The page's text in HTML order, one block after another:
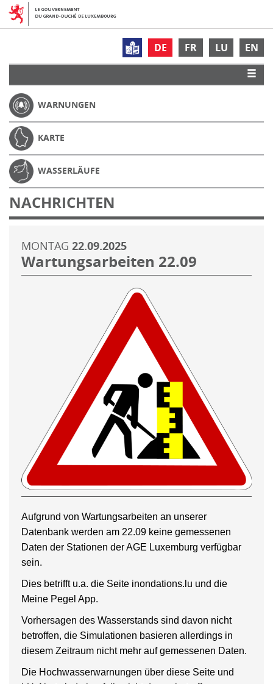
DE FR LU EN
WARNUNGEN
KARTE
WASSERLÄUFE
NACHRICHTEN
MONTAG 22.09.2025
Wartungsarbeiten 22.09
Aufgrund von Wartungsarbeiten an unserer
Datenbank werden am 22.09 keine gemessenen
Daten der Stationen der AGE Luxemburg verfügbar
sein.
Dies betrifft u.a. die Seite inondations.lu und die
Meine Pegel App.
Vorhersagen des Wasserstands sind davon nicht
betroffen, die Simulationen basieren allerdings in
diesem Zeitraum nicht mehr auf gemessenen Daten.
Die Hochwasserwarnungen über diese Seite und